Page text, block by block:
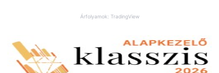
Árfolyamok: TradingView